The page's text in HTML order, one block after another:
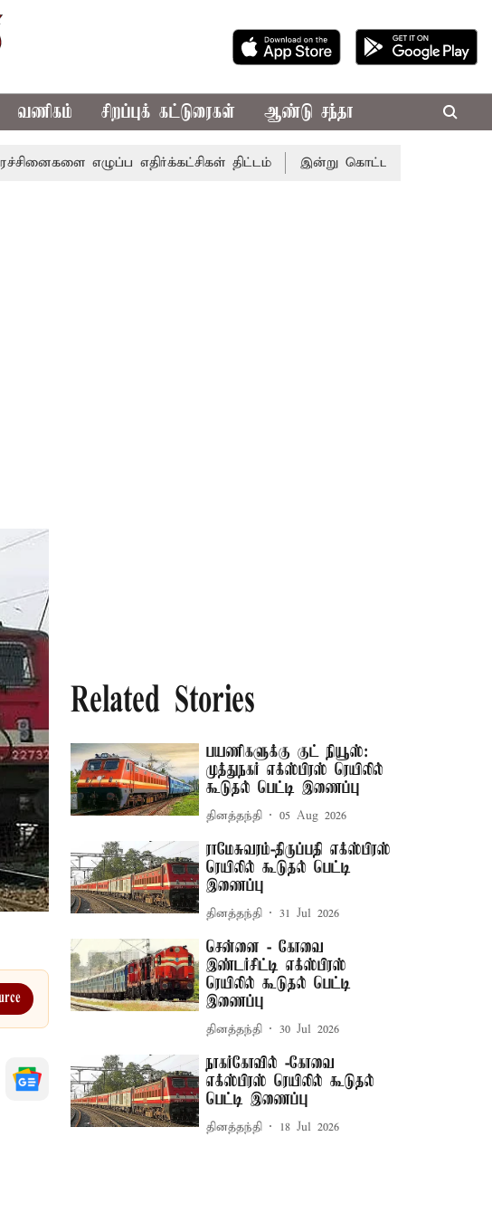
வணிகம் சிறப்புக் கட்டுரைகள் ஆண்டு சந்தா
எழுப்ப எதிர்க்கட்சிகள் திட்டம் இன்று கொட்டப்போகும் கனமழை..
Related Stories
பயணிகளுக்கு குட் நியூஸ்:
முத்துநகர் எக்ஸ்பிரஸ் ரெயிலில்
கூடுதல் பெட்டி இணைப்பு
தினத்தந்தி 05 Aug 2026
ராமேசுவரம்-திருப்பதி எக்ஸ்பிரஸ்
ரெயிலில் கூடுதல் பெட்டி
இணைப்பு
தினத்தந்தி 31 Jul 2026
சென்னை - கோவை
இண்டர்சிட்டி எக்ஸ்பிரஸ்
ரெயிலில் கூடுதல் பெட்டி
இணைப்பு
தினத்தந்தி 30 Jul 2026
நாகர்கோவில் -கோவை
எக்ஸ்பிரஸ் ரெயிலில் கூடுதல்
பெட்டி இணைப்பு
தினத்தந்தி 18 Jul 2026